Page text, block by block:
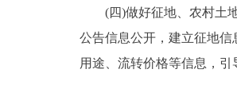
DEUTSCH
ESPAÑOL
(四)做好征地、农村土地
公告信息公开，建立征地
用途、流转价格等信息，